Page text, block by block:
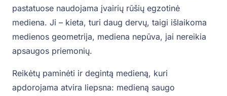
pastatuose naudojama įvairių rūšių egzotinė
mediena. Ji – kieta, turi daug dervų, taigi išlaikoma
medienos geometrija, mediena nepūva, jai nereikia
apsaugos priemonių.
Reikėtų paminėti ir degintą medieną, kuri
apdorojama atvira liepsna: medieną saugo